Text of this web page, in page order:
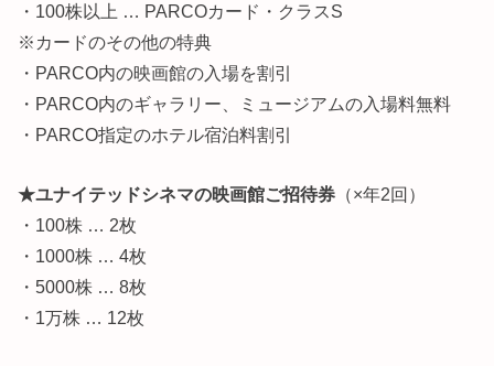
・100株以上 … PARCOカード・クラスS
※カードのその他の特典
・PARCO内の映画館の入場を割引
・PARCO内のギャラリー、ミュージアムの入場料無料
・PARCO指定のホテル宿泊料割引
★ユナイテッドシネマの映画館ご招待券 （×年2回）
・100株 … 2枚
・1000株 … 4枚
・5000株 … 8枚
・1万株 … 12枚